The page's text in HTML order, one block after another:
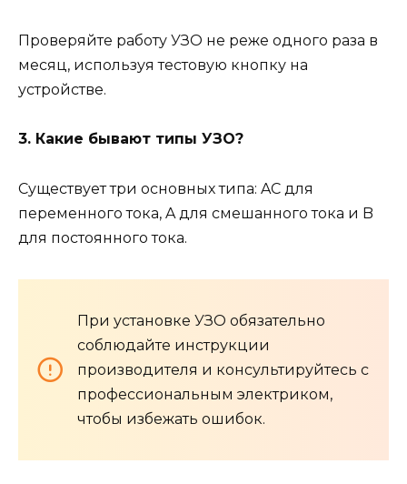
Проверяйте работу УЗО не реже одного раза в
месяц, используя тестовую кнопку на
устройстве.
3. Какие бывают типы УЗО?
Существует три основных типа: AC для
переменного тока, A для смешанного тока и B
для постоянного тока.
При установке УЗО обязательно
соблюдайте инструкции
производителя и консультируйтесь с
профессиональным электриком,
чтобы избежать ошибок.